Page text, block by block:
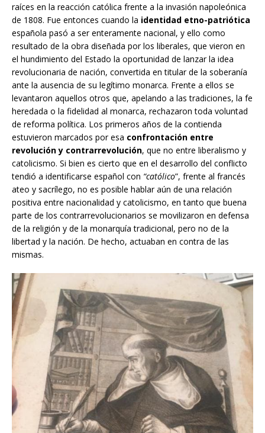
raíces en la reacción católica frente a la invasión napoleónica
de 1808. Fue entonces cuando la identidad etno-patriótica
española pasó a ser enteramente nacional, y ello como
resultado de la obra diseñada por los liberales, que vieron en
el hundimiento del Estado la oportunidad de lanzar la idea
revolucionaria de nación, convertida en titular de la soberanía
ante la ausencia de su legítimo monarca. Frente a ellos se
levantaron aquellos otros que, apelando a las tradiciones, la fe
heredada o la fidelidad al monarca, rechazaron toda voluntad
de reforma política. Los primeros años de la contienda
estuvieron marcados por esa confrontación entre
revolución y contrarrevolución, que no entre liberalismo y
catolicismo. Si bien es cierto que en el desarrollo del conflicto
tendió a identificarse español con “católico”, frente al francés
ateo y sacrílego, no es posible hablar aún de una relación
positiva entre nacionalidad y catolicismo, en tanto que buena
parte de los contrarrevolucionarios se movilizaron en defensa
de la religión y de la monarquía tradicional, pero no de la
libertad y la nación. De hecho, actuaban en contra de las
mismas.